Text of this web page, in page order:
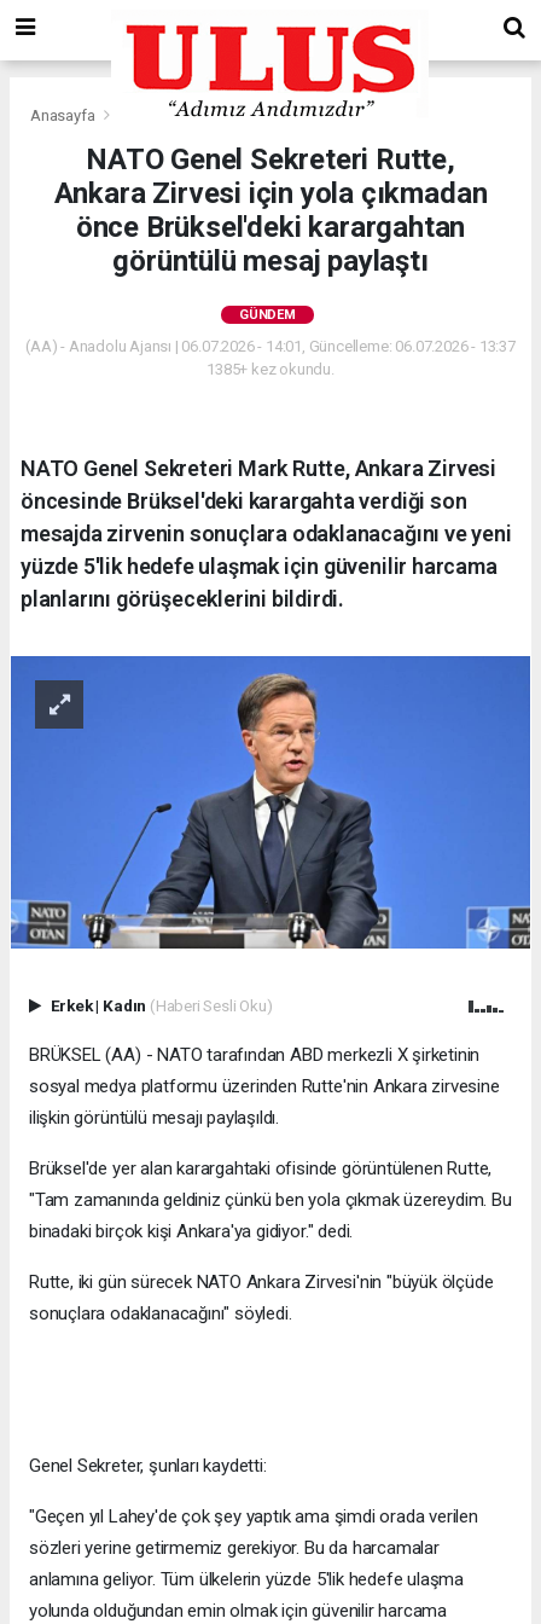
Anasayfa Gündem
NATO Genel Sekreteri Rutte,
Ankara Zirvesi için yola çıkmadan
önce Brüksel'deki karargahtan
görüntülü mesaj paylaştı
GÜNDEM
(AA) - Anadolu Ajansı | 06.07.2026 - 14:01, Güncelleme: 06.07.2026 - 13:37
1385+ kez okundu.
NATO Genel Sekreteri Mark Rutte, Ankara Zirvesi
öncesinde Brüksel'deki karargahta verdiği son
mesajda zirvenin sonuçlara odaklanacağını ve yeni
yüzde 5'lik hedefe ulaşmak için güvenilir harcama
planlarını görüşeceklerini bildirdi.
Erkek| Kadın (Haberi Sesli Oku)
BRÜKSEL (AA) - NATO tarafından ABD merkezli X şirketinin
sosyal medya platformu üzerinden Rutte'nin Ankara zirvesine
ilişkin görüntülü mesajı paylaşıldı.
Brüksel'de yer alan karargahtaki ofisinde görüntülenen Rutte,
"Tam zamanında geldiniz çünkü ben yola çıkmak üzereydim. Bu
binadaki birçok kişi Ankara'ya gidiyor." dedi.
Rutte, iki gün sürecek NATO Ankara Zirvesi'nin "büyük ölçüde
sonuçlara odaklanacağını" söyledi.
Genel Sekreter, şunları kaydetti:
"Geçen yıl Lahey'de çok şey yaptık ama şimdi orada verilen
sözleri yerine getirmemiz gerekiyor. Bu da harcamalar
anlamına geliyor. Tüm ülkelerin yüzde 5'lik hedefe ulaşma
yolunda olduğundan emin olmak için güvenilir harcama